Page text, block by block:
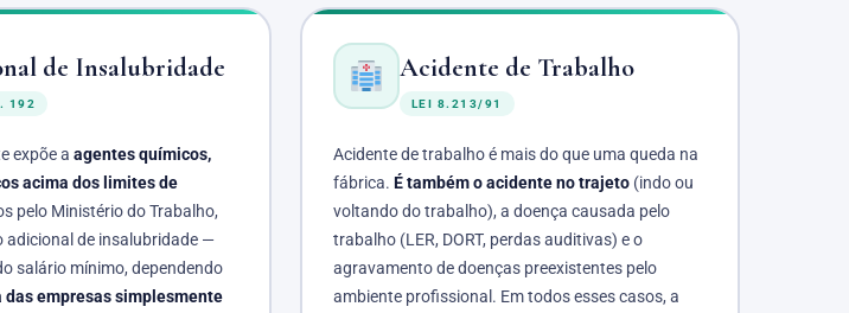
de Insalubridade
192
expõe aagentes químicos,
acima dos limites de
pelo Ministério do Trabalho,
adicional de insalubridade —
salário mínimo, dependendo
das empresas simplesmente
Acidente de Trabalho
LEI 8.213/91
Acidente de trabalho é mais do que uma queda na
fábrica. É também o acidente no trajeto(indo ou
voltando do trabalho), a doença causada pelo
trabalho (LER, DORT, perdas auditivas) e o
agravamento de doenças preexistentes pelo
ambiente profissional. Em todos esses casos, a